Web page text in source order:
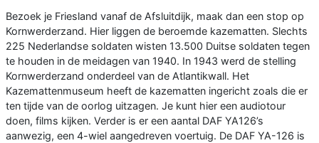
Bezoek je Friesland vanaf de Afsluitdijk, maak dan een stop op
Kornwerderzand. Hier liggen de beroemde kazematten. Slechts
225 Nederlandse soldaten wisten 13.500 Duitse soldaten tegen
te houden in de meidagen van 1940. In 1943 werd de stelling
Kornwerderzand onderdeel van de Atlantikwall. Het
Kazemattenmuseum heeft de kazematten ingericht zoals die er
ten tijde van de oorlog uitzagen. Je kunt hier een audiotour
doen, films kijken. Verder is er een aantal DAF YA126’s
aanwezig, een 4-wiel aangedreven voertuig. De DAF YA-126 is